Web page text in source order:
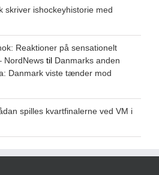
skriver ishockeyhistorie med
Reaktioner på sensationelt
NordNews til Danmarks anden
Danmark viste tænder mod
spilles kvartfinalerne ved VM i